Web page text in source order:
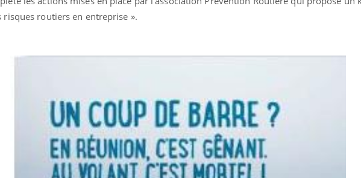
risques routiers en entreprise ».